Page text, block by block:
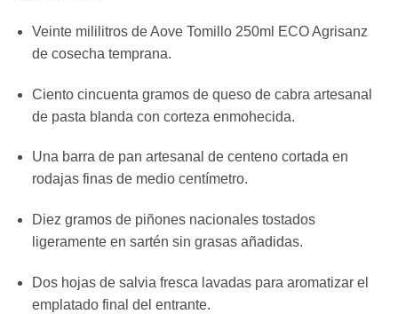
Veinte mililitros de Aove Tomillo 250ml ECO Agrisanz
de cosecha temprana.
Ciento cincuenta gramos de queso de cabra artesanal
de pasta blanda con corteza enmohecida.
Una barra de pan artesanal de centeno cortada en
rodajas finas de medio centímetro.
Diez gramos de piñones nacionales tostados
ligeramente en sartén sin grasas añadidas.
Dos hojas de salvia fresca lavadas para aromatizar el
emplatado final del entrante.